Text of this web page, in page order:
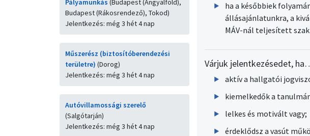
Pályamunkás (Budapest (Angyalföld),
Budapest (Rákosrendező), Tokod)
Jelentkezés: még 3 hét 4 nap
Műszerész (biztosítóberendezési
területre) (Dorog)
Jelentkezés: még 3 hét 4 nap
Autóvillamossági szerelő
(Salgótarján)
Jelentkezés: még 3 hét 4 nap
ha a későbbiek
állásajánlatunkra, a
MÁV-nál teljesített
Várjuk jelentkezésedet,
aktív a hallgatói
kiemelkedők a
lelkes és motivált vagy;
érdeklődsz a vasút